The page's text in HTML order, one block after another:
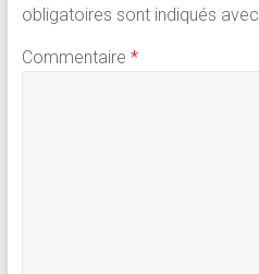
obligatoires sont indiqués avec
Commentaire *